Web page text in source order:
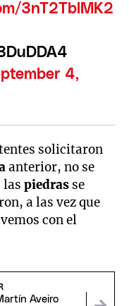
3nT2TblMK2
4,
solicitaron
anterior, no se
laspiedras se
a las vez que
con el
Aveiro